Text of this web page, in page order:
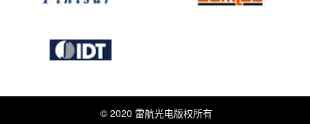
© 2020 雷航光电版权所有